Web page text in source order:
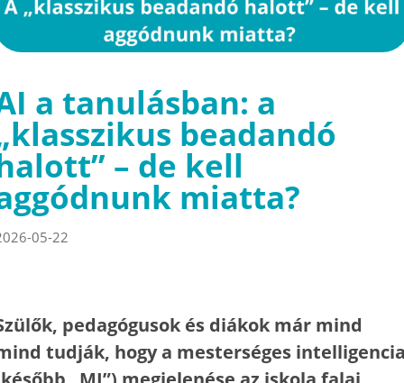
a tanulásban: a
beadandó
– de kell
miatta?
05-22
pedagógusok és diákok már mind
tudják, hogy a mesterséges